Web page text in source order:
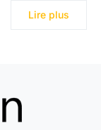
Lire plus